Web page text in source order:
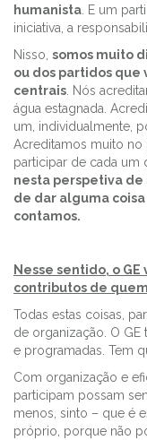
humanista . E um
iniciativa, a
Nisso, somos muito
ou dos partidos que
centrais . Nós
água estagnada.
um, individualmente,
Acreditamos muito no
participar de cada um
nesta perspetiva
de dar alguma
contamos.
Nesse sentido, o
contributos de
Todas estas coisas,
de organização. O GE
e programadas. Tem
Com organização e
participam possam
menos, sinto – que é
próprio, porque não